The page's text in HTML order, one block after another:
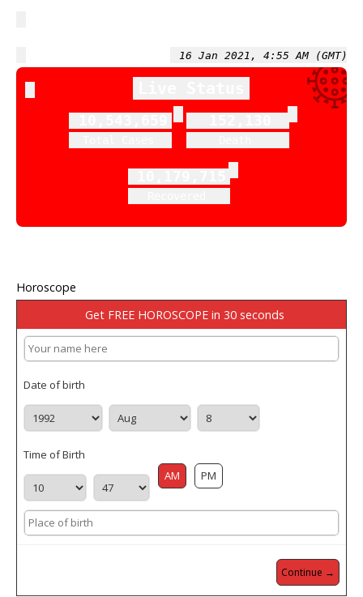
16 Jan 2021, 4:55 AM (GMT)
Horoscope
Get FREE HOROSCOPE in 30 seconds
Date of birth
Time of Birth
AM
PM
Continue →